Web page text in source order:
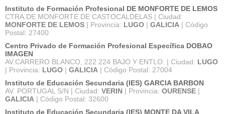
Instituto de Formación Profesional DE MONFORTE DE LEMOS
CTRA.DE MONFORTE DE CASTOCALDELAS | Ciudad:
MONFORTE DE LEMOS | Provincia: LUGO | GALICIA | Código
Postal: 27400
Centro Privado de Formación Profesional Específica DOBAO
IMAGEN
AV.CARRERO BLANCO, 222 224 BAJO Y ENTLO. | Ciudad: LUGO
| Provincia: LUGO | GALICIA | Código Postal: 27004
Instituto de Educación Secundaria (IES) GARCIA BARBON
AV. PORTUGAL S/N | Ciudad: VERIN | Provincia: OURENSE |
GALICIA | Código Postal: 32600
Instituto de Educación Secundaria (IES) MONTE DA VILA